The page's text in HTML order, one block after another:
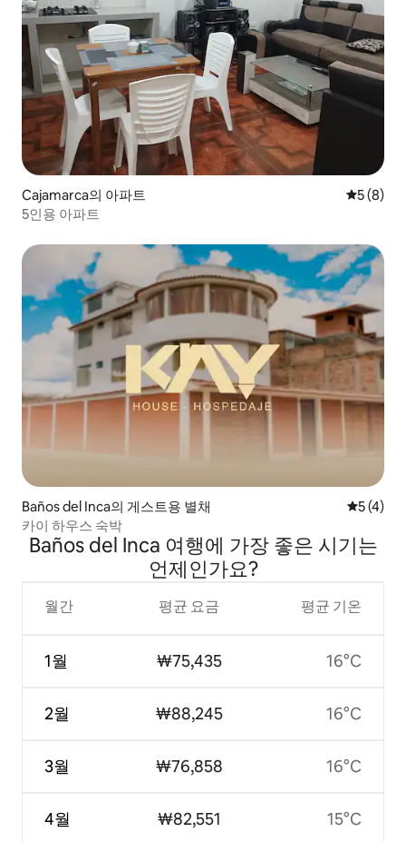
Cajamarca의 아파트 평점 5점
5 (8)
5인용 아파트
Baños del Inca의 게스트용 별채 평점 5점
5 (4)
카이 하우스 숙박
Baños del Inca 여행에 가장 좋은 시기는
언제인가요?
월간
1월
2월
3월
4월
평균 요금
₩75,435
₩88,245
₩76,858
₩82,551
평균 기온
16°C
16°C
16°C
15°C